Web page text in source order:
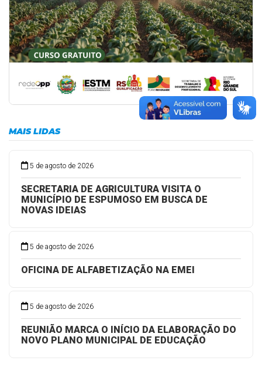
MAIS LIDAS
5 de agosto de 2026
SECRETARIA DE AGRICULTURA VISITA O
MUNICÍPIO DE ESPUMOSO EM BUSCA DE
NOVAS IDEIAS
5 de agosto de 2026
OFICINA DE ALFABETIZAÇÃO NA EMEI
5 de agosto de 2026
REUNIÃO MARCA O INÍCIO DA ELABORAÇÃO DO
NOVO PLANO MUNICIPAL DE EDUCAÇÃO